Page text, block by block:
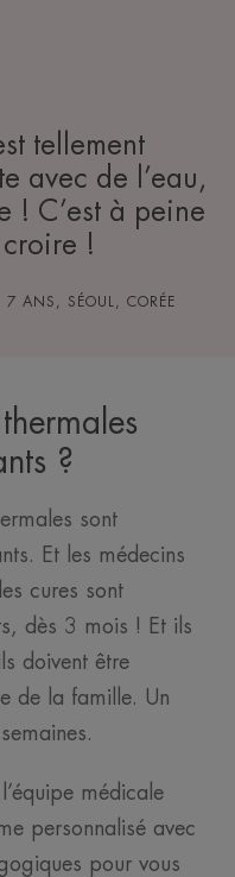
tellement
avec de l’eau,
! C’est à peine
!
ANS, SÉOUL, CORÉE
?
sont
Et les médecins
cures sont
dès 3 mois ! Et ils
doivent être
de la famille. Un
médicale
personnalisé avec
pour vous